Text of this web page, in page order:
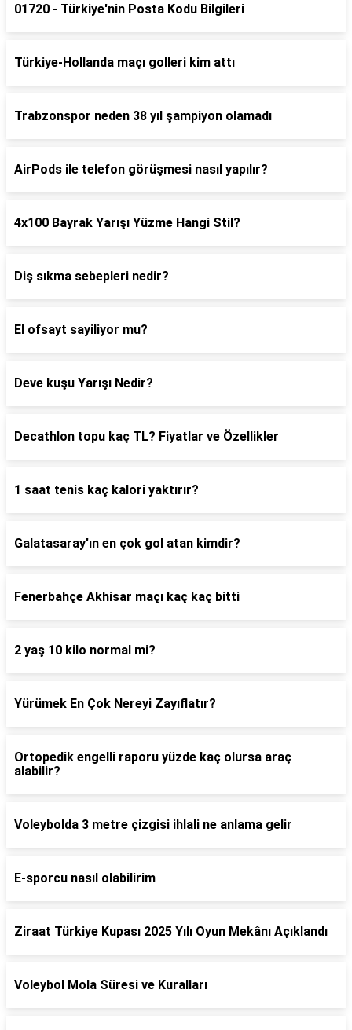
01720 - Türkiye'nin Posta Kodu Bilgileri
Türkiye-Hollanda maçı golleri kim attı
Trabzonspor neden 38 yıl şampiyon olamadı
AirPods ile telefon görüşmesi nasıl yapılır?
4x100 Bayrak Yarışı Yüzme Hangi Stil?
Diş sıkma sebepleri nedir?
El ofsayt sayiliyor mu?
Deve kuşu Yarışı Nedir?
Decathlon topu kaç TL? Fiyatlar ve Özellikler
1 saat tenis kaç kalori yaktırır?
Galatasaray'ın en çok gol atan kimdir?
Fenerbahçe Akhisar maçı kaç kaç bitti
2 yaş 10 kilo normal mi?
Yürümek En Çok Nereyi Zayıflatır?
Ortopedik engelli raporu yüzde kaç olursa araç
alabilir?
Voleybolda 3 metre çizgisi ihlali ne anlama gelir
E-sporcu nasıl olabilirim
Ziraat Türkiye Kupası 2025 Yılı Oyun Mekânı Açıklandı
Voleybol Mola Süresi ve Kuralları